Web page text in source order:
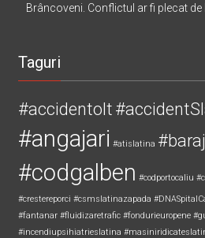
Brâncoveni. Conflictul ar fi plecat de
Taguri
#accidentolt
#angajari #atislatina
#codgalben #codportocaliu
#crestereporci #csmslatinazapada
#fantanar #fluidizaretrafic #fondurieuropene
#incendiupsihiatrieslatina